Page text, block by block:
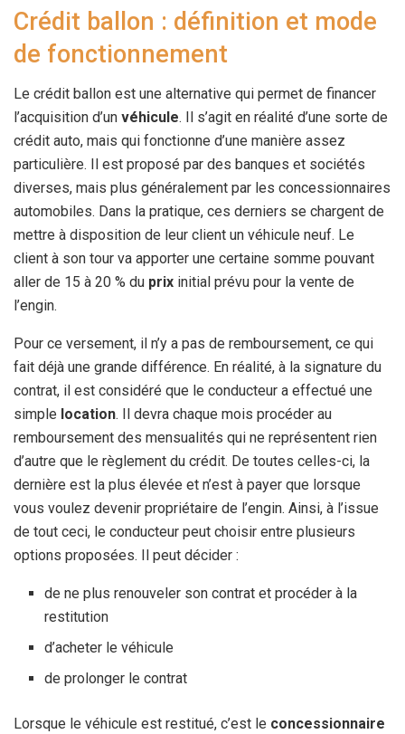
Crédit ballon : définition et mode
de fonctionnement
Le crédit ballon est une alternative qui permet de financer
l’acquisition d’un véhicule. Il s’agit en réalité d’une sorte de
crédit auto, mais qui fonctionne d’une manière assez
particulière. Il est proposé par des banques et sociétés
diverses, mais plus généralement par les concessionnaires
automobiles. Dans la pratique, ces derniers se chargent de
mettre à disposition de leur client un véhicule neuf. Le
client à son tour va apporter une certaine somme pouvant
aller de 15 à 20 % du prix initial prévu pour la vente de
l’engin.
Pour ce versement, il n’y a pas de remboursement, ce qui
fait déjà une grande différence. En réalité, à la signature du
contrat, il est considéré que le conducteur a effectué une
simple location. Il devra chaque mois procéder au
remboursement des mensualités qui ne représentent rien
d’autre que le règlement du crédit. De toutes celles-ci, la
dernière est la plus élevée et n’est à payer que lorsque
vous voulez devenir propriétaire de l’engin. Ainsi, à l’issue
de tout ceci, le conducteur peut choisir entre plusieurs
options proposées. Il peut décider :
de ne plus renouveler son contrat et procéder à la
restitution
d’acheter le véhicule
de prolonger le contrat
Lorsque le véhicule est restitué, c’est le concessionnaire